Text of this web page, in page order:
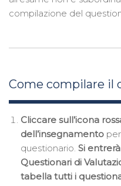
compilazione del
Come compilare il
Cliccare sull’icona
dell’insegnamento
questionario. Si
Questionari di
tabella tutti i